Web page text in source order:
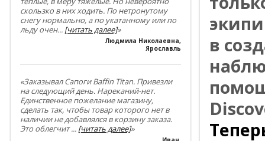
скользко в них ходить. По нетронутому
снегу нормально, а по укатанному или по
льду очен... [читать далее]»
Людмила Николаевна,
Ярославль
«Заказывал Сапоги Baffin Titan. Привезли
на следующий день. Нареканий-нет.
Единственное пожелание магазину,
сделать так, чтобы товар которого нет в
наличии не добавлялся в корзину заказа.
Это облегчит... [читать далее]»
в